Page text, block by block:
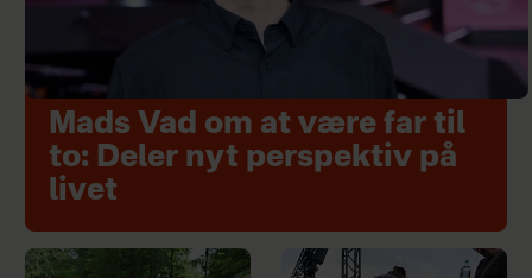
Mads Vad om at være far til
to: Deler nyt perspektiv på
livet